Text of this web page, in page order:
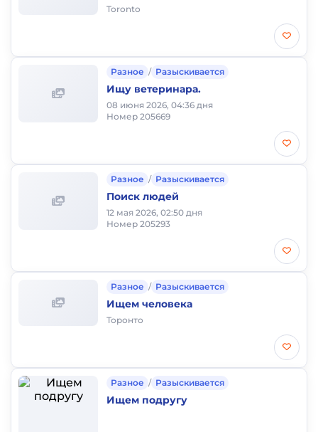
Toronto
Разное / Разыскивается
Ищу ветеринара.
08 июня 2026, 04:36 дня
Номер 205669
Разное / Разыскивается
Поиск людей
12 мая 2026, 02:50 дня
Номер 205293
Разное / Разыскивается
Ищем человека
Торонто
Разное / Разыскивается
Ищем подругу